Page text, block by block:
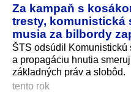
Za kampaň s
tresty, komunistická
musia za bilbordy
ŠTS odsúdil Komunistickú
a propagáciu hnutia
základných práv a slobôd.
tento rok